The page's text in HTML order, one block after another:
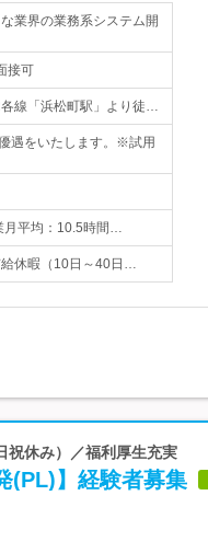
業界の業務系システム開
接可
線「浜松町駅」より徒…
遇をいたします。※試用
月平均：10.5時間…
休暇（10日～40日…
祝休み）／福利厚生充実
(PL)】経験者募集